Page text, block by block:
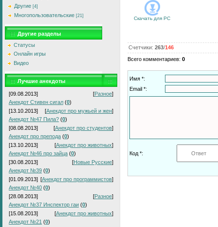
Другие [4]
Многопользовательские [21]
Другие разделы
Статусы
Онлайн игры
Видео
Лучшие анекдоты
[09.08.2013] [Разное]
Анекдот Стивен сигал (0)
[13.10.2013]
[Анекдот про мужьей и жен]
Анекдот №47 Пила? (0)
[08.08.2013]
[Анекдот про студентов]
Анекдот про препода (0)
[13.10.2013]
[Анекдот про животных]
Анекдот №46 про зайца (0)
[30.08.2013]
[Новые Русские]
Анекдот №39 (0)
[01.09.2013] [Анекдот про программистов]
Анекдот №40 (0)
[28.08.2013]
[Разное]
Анекдот №37 Инспектор гаи (0)
[15.08.2013]
[Анекдот про животных]
Анекдот №21 (0)
Скачать для PC
Счетчики: 263/146
Всего комментариев: 0
Имя *:
Email *:
Код *: